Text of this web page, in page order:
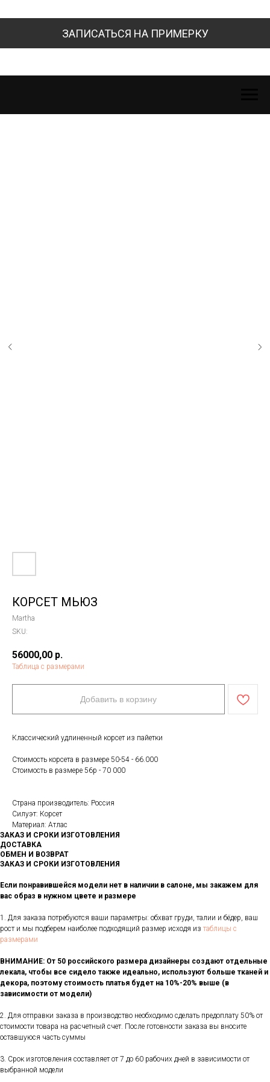
ЗАПИСАТЬСЯ НА ПРИМЕРКУ
КОРСЕТ МЬЮЗ
Martha
SKU:
56000,00 р.
Таблица с размерами
Добавить в корзину
Классический удлиненный корсет из пайетки
Стоимость корсета в размере 50-54 - 66.000
Стоимость в размере 56р - 70 000
Страна производитель: Россия
Силуэт: Корсет
Материал: Атлас
ЗАКАЗ И СРОКИ ИЗГОТОВЛЕНИЯ
ДОСТАВКА
ОБМЕН И ВОЗВРАТ
ЗАКАЗ И СРОКИ ИЗГОТОВЛЕНИЯ
Если понравившейся модели нет в наличии в салоне, мы закажем для
вас образ в нужном цвете и размере
1. Для заказа потребуются ваши параметры: обхват груди, талии и бёдер, ваш
рост и мы подберем наиболее подходящий размер исходя из таблицы с
размерами
ВНИМАНИЕ: От 50 российского размера дизайнеры создают отдельные
лекала, чтобы все сидело также идеально, используют больше тканей и
декора, поэтому стоимость платья будет на 10%-20% выше (в
зависимости от модели)
2. Для отправки заказа в производство необходимо сделать предоплату 50% от
стоимости товара на расчетный счет. После готовности заказа вы вносите
оставшуюся часть суммы
3. Срок изготовления составляет от 7 до 60 рабочих дней в зависимости от
выбранной модели